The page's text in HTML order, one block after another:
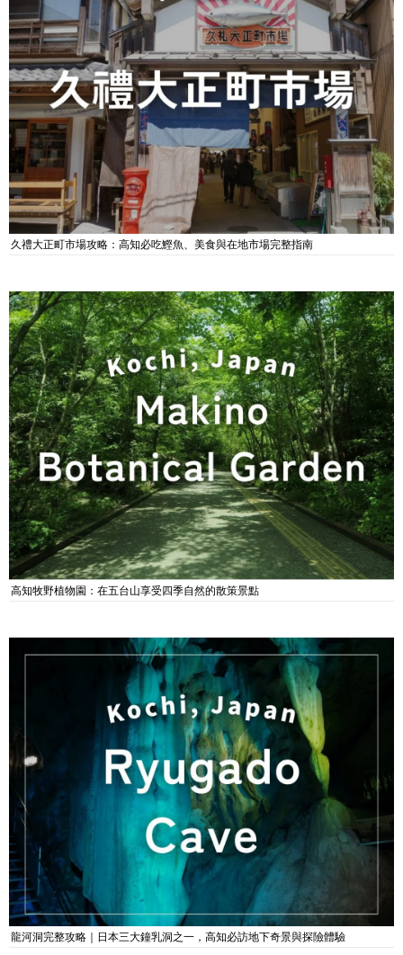
久禮大正町市場攻略：高知必吃鰹魚、美食與在地市場完整指南
高知牧野植物園：在五台山享受四季自然的散策景點
龍河洞完整攻略｜日本三大鐘乳洞之一，高知必訪地下奇景與探險體驗